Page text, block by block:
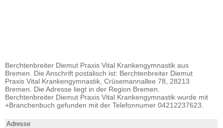
Berchtenbreiter Diemut Praxis Vital Krankengymnastik aus
Bremen. Die Anschrift postalisch ist: Berchtenbreiter Diemut
Praxis Vital Krankengymnastik, Crüsemannallee 78, 28213
Bremen. Die Adresse liegt in der Region Bremen.
Berchtenbreiter Diemut Praxis Vital Krankengymnastik wurde mit
+Branchenbuch gefunden mit der Telefonnumer 04212237623.
Adresse